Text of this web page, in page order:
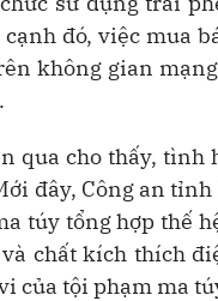
đó, việc mua
không gian
qua cho thấy,
đây, Công an
túy tổng hợp thế
chất kích thích
của tội phạm ma